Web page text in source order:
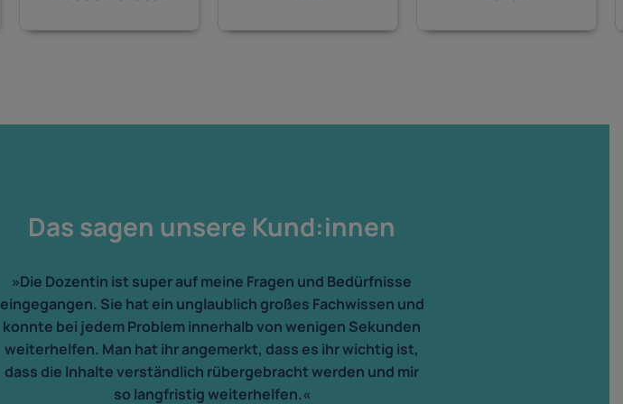
Das sagen unsere Kund:innen
»Die Dozentin ist super auf meine Fragen und Bedürfnisse
eingegangen. Sie hat ein unglaublich großes Fachwissen und
konnte bei jedem Problem innerhalb von wenigen Sekunden
weiterhelfen. Man hat ihr angemerkt, dass es ihr wichtig ist,
dass die Inhalte verständlich rübergebracht werden und mir
so langfristig weiterhelfen.«